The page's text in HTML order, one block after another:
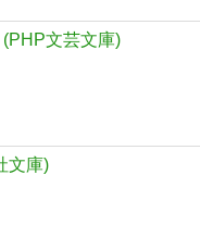
文芸文庫)
文庫)